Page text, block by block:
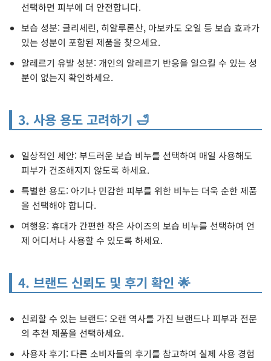
선택하면 피부에 더 안전합니다.
보습 성분: 글리세린, 히알루론산, 아보카도 오일 등 보습 효과가
있는 성분이 포함된 제품을 찾으세요.
알레르기 유발 성분: 개인의 알레르기 반응을 일으킬 수 있는 성
분이 없는지 확인하세요.
3. 사용 용도 고려하기 🛁
일상적인 세안: 부드러운 보습 비누를 선택하여 매일 사용해도
피부가 건조해지지 않도록 하세요.
특별한 용도: 아기나 민감한 피부를 위한 비누는 더욱 순한 제품
을 선택해야 합니다.
여행용: 휴대가 간편한 작은 사이즈의 보습 비누를 선택하여 언
제 어디서나 사용할 수 있도록 하세요.
4. 브랜드 신뢰도 및 후기 확인 🌟
신뢰할 수 있는 브랜드: 오랜 역사를 가진 브랜드나 피부과 전문
의 추천 제품을 선택하세요.
사용자 후기: 다른 소비자들의 후기를 참고하여 실제 사용 경험